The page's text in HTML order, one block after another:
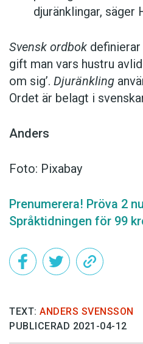
djuränklingar, säger
Svensk ordbok definierar
gift man vars hustru
om sig’. Djuränkling
Ordet är belagt i
Anders
Foto: Pixabay
Prenumerera! Pröva 2
Språktidningen för 99
TEXT: ANDERS SVENSSON
PUBLICERAD 2021-04-12